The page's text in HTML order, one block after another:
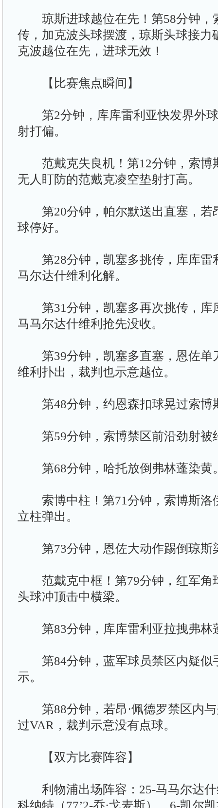
琼斯进球越位在先！第58分钟，
传，加克波头球摆渡，琼斯头球接力
克波越位在先，进球无效！
【比赛焦点瞬间】
第2分钟，库库雷利亚快发界外球
射打偏。
范戴克失良机！第12分钟，索博
无人盯防的范戴克凌空垫射打高。
第20分钟，帕尔默送出直塞，若
球停好。
第28分钟，凯塞多挑传，库库雷
马尔达什维利化解。
第31分钟，凯塞多再次挑传，库
马马尔达什维利抢先没收。
第39分钟，凯塞多直塞，恩佐单
维利扑出，裁判也示意越位。
第48分钟，约恩森扣球晃过索博
第59分钟，索博禁区前沿劲射被
第68分钟，哈托放倒弗林蓬染黄
索博中柱！第71分钟，索博斯洛
立柱弹出。
第73分钟，恩佐大动作踢倒琼斯
范戴克中框！第79分钟，红军角
头球冲顶击中横梁。
第83分钟，库库雷利亚拉拽弗林
第84分钟，蓝军球员禁区内疑似
示。
第88分钟，若昂·佩德罗禁区内与
过VAR，裁判示意没有点球。
【双方比赛阵容】
利物浦出场阵容：25-马马尔达什
科纳特（77’2-乔·戈麦斯）、6-凯尔